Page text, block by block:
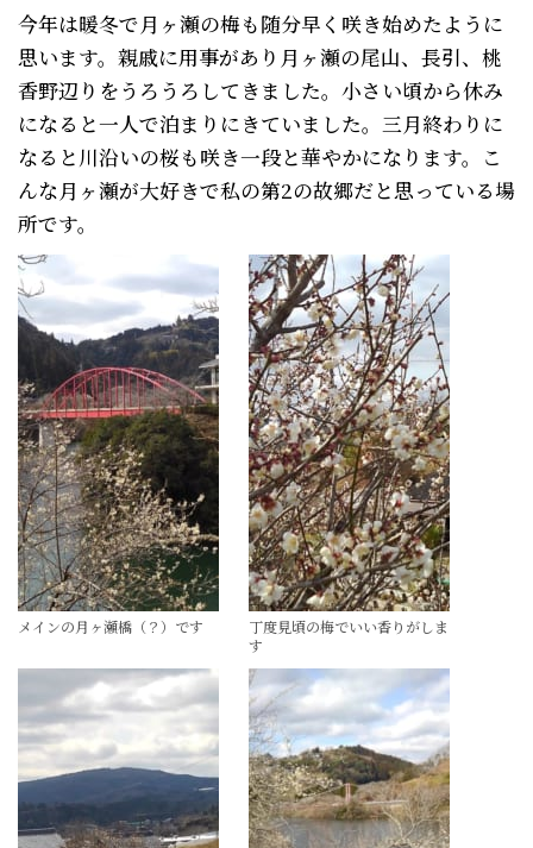
今年は暖冬で月ヶ瀬の梅も随分早く咲き始めたように
思います。親戚に用事があり月ヶ瀬の尾山、長引、桃
香野辺りをうろうろしてきました。小さい頃から休み
になると一人で泊まりにきていました。三月終わりに
なると川沿いの桜も咲き一段と華やかになります。こ
んな月ヶ瀬が大好きで私の第2の故郷だと思っている場
所です。
メインの月ヶ瀬橋（？）です
丁度見頃の梅でいい香りがしま
す